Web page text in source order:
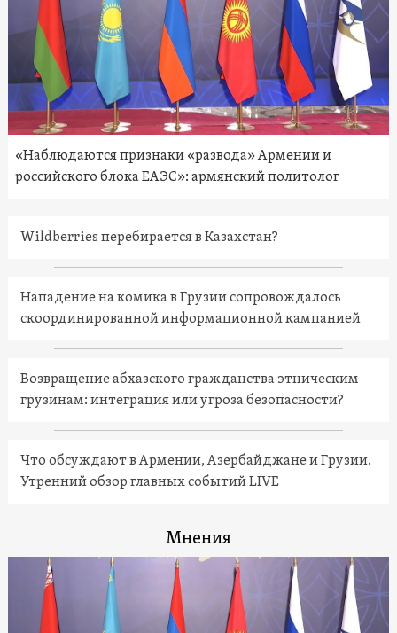
«Наблюдаются признаки «развода» Армении и
российского блока ЕАЭС»: армянский политолог
Wildberries перебирается в Казахстан?
Нападение на комика в Грузии сопровождалось
скоординированной информационной кампанией
Возвращение абхазского гражданства этническим
грузинам: интеграция или угроза безопасности?
Что обсуждают в Армении, Азербайджане и Грузии.
Утренний обзор главных событий LIVE
Мнения